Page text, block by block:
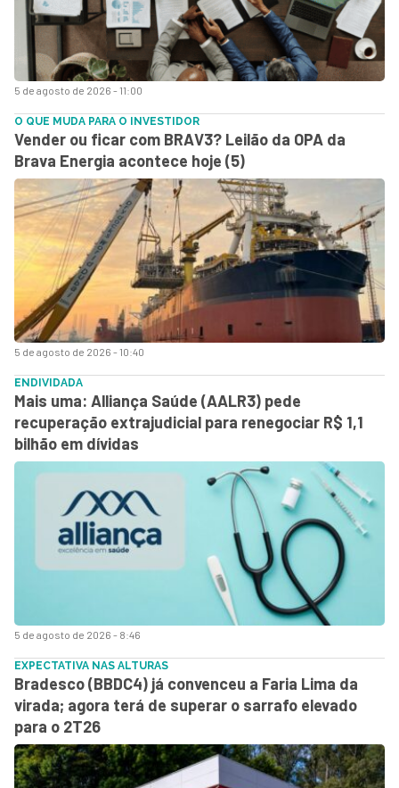
5 de agosto de 2026 - 11:00
5 de agosto de 2026 - 10:40
O QUE MUDA PARA O INVESTIDOR
Vender ou ficar com BRAV3? Leilão da OPA da
Brava Energia acontece hoje (5)
5 de agosto de 2026 - 8:46
ENDIVIDADA
Mais uma: Alliança Saúde (AALR3) pede
recuperação extrajudicial para renegociar R$ 1,1
bilhão em dívidas
EXPECTATIVA NAS ALTURAS
Bradesco (BBDC4) já convenceu a Faria Lima da
virada; agora terá de superar o sarrafo elevado
para o 2T26